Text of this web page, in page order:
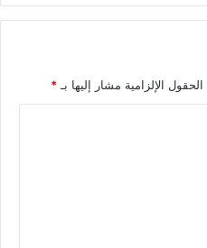
الحقول الإلزامية مشار إليها بـ *